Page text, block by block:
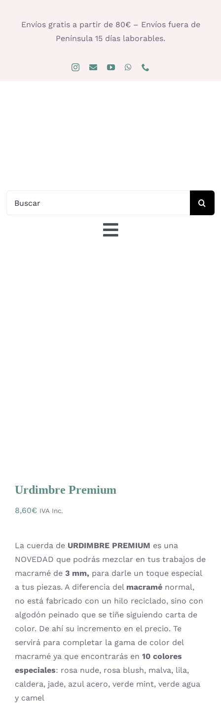
Envíos gratis a partir de 80€ – Envíos fuera de
Península 15 días laborables.
Toggle
Bolsas
Amigurumis
Talleres
Telas
Ideas para regalos
Libros y revistas
Urdimbre Premium
8,60€ IVA Inc.
La cuerda de URDIMBRE PREMIUM es una
NOVEDAD que podrás mezclar en tus trabajos de
macramé de 3 mm, para darle un toque especial
a tus piezas. A diferencia del macramé normal,
no está fabricado con un hilo reciclado, sino con
algodón peinado que se tiñe siguiendo carta de
color. De ahí su incremento en el precio. Te
servirá para completar la gama de color del
macramé ya que encontrarás en 10 colores
especiales: rosa nude, rosa blush, malva, lila,
caldera, jade, azul acero, verde mint, verde agua
y camel